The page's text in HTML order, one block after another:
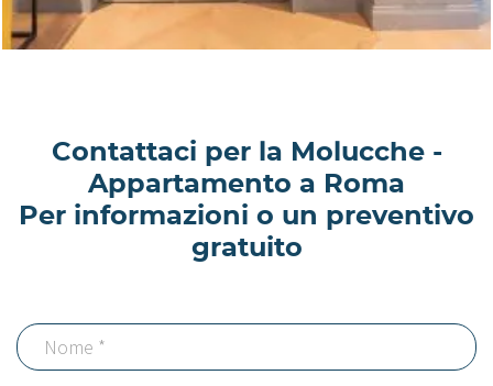
Contattaci per la Molucche -
Appartamento a Roma
Per informazioni o un preventivo
gratuito